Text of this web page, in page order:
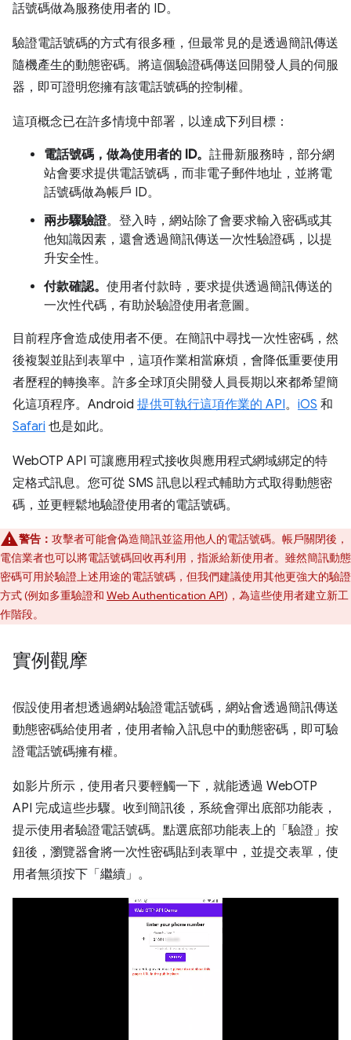
話號碼做為服務使用者的 ID。
驗證電話號碼的方式有很多種，但最常見的是透過簡訊傳送
隨機產生的動態密碼。將這個驗證碼傳送回開發人員的伺服
器，即可證明您擁有該電話號碼的控制權。
這項概念已在許多情境中部署，以達成下列目標：
電話號碼，做為使用者的 ID。 註冊新服務時，部分網
站會要求提供電話號碼，而非電子郵件地址，並將電
話號碼做為帳戶 ID。
兩步驟驗證。登入時，網站除了會要求輸入密碼或其
他知識因素，還會透過簡訊傳送一次性驗證碼，以提
升安全性。
付款確認。 使用者付款時，要求提供透過簡訊傳送的
一次性代碼，有助於驗證使用者意圖。
目前程序會造成使用者不便。在簡訊中尋找一次性密碼，然
後複製並貼到表單中，這項作業相當麻煩，會降低重要使用
者歷程的轉換率。許多全球頂尖開發人員長期以來都希望簡
化這項程序。Android 提供可執行這項作業的 API。 iOS 和
Safari 也是如此。
WebOTP API 可讓應用程式接收與應用程式網域綁定的特
定格式訊息。您可從 SMS 訊息以程式輔助方式取得動態密
碼，並更輕鬆地驗證使用者的電話號碼。
警告： 攻擊者可能會偽造簡訊並盜用他人的電話號碼。帳戶關閉後，
電信業者也可以將電話號碼回收再利用，指派給新使用者。雖然簡訊動態
密碼可用於驗證上述用途的電話號碼，但我們建議使用其他更強大的驗證
方式 (例如多重驗證和 Web Authentication API)，為這些使用者建立新工
作階段。
實例觀摩
假設使用者想透過網站驗證電話號碼，網站會透過簡訊傳送
動態密碼給使用者，使用者輸入訊息中的動態密碼，即可驗
證電話號碼擁有權。
如影片所示，使用者只要輕觸一下，就能透過 WebOTP
API 完成這些步驟。收到簡訊後，系統會彈出底部功能表，
提示使用者驗證電話號碼。點選底部功能表上的「驗證」 按
鈕後，瀏覽器會將一次性密碼貼到表單中，並提交表單，使
用者無須按下「繼續」 。